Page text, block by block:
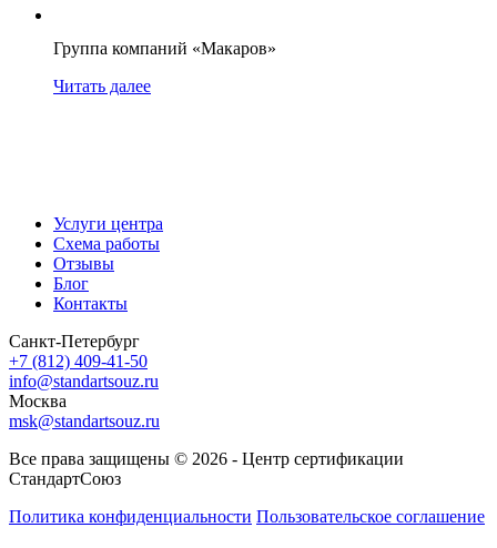
Группа компаний «Макаров»
Читать далее
Услуги центра
Схема работы
Отзывы
Блог
Контакты
Санкт-Петербург
+7 (812) 409-41-50
info@standartsouz.ru
Москва
msk@standartsouz.ru
Все права защищены © 2026 - Центр сертификации
СтандартСоюз
Политика конфиденциальности Пользовательское соглашение